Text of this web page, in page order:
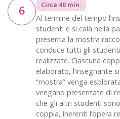
6 Circa 40 min.
Al termine del tempo
studenti e si cala nella
presenta la mostra
conduce tutti gli
realizzate. Ciascuna
elaborato, l’insegnante
“mostra” venga
vengano presentate di
che gli altri studenti
coppia, inerenti l’opera